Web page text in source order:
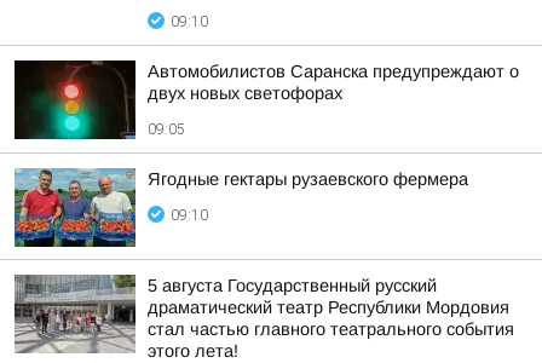
09:10
Автомобилистов Саранска предупреждают о
двух новых светофорах
09:05
Ягодные гектары рузаевского фермера
09:10
5 августа Государственный русский
драматический театр Республики Мордовия
стал частью главного театрального события
этого лета!